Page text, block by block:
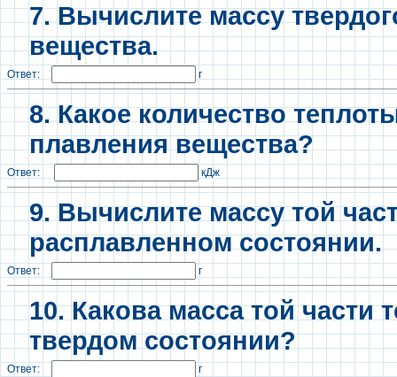
7. Вычислите массу
вещества.
Ответ: г
8. Какое количество
плавления вещества?
Ответ: кДж
9. Вычислите массу той
расплавленном состоянии.
Ответ: г
10. Какова масса той части
твердом состоянии?
Ответ: г